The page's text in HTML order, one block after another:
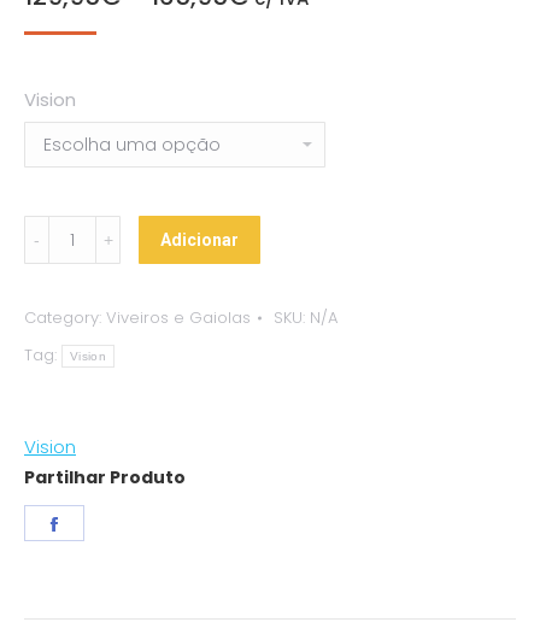
Vision
Gaiola
Vision
M
quantity
Adicionar
Category: Viveiros e Gaiolas SKU: N/A
Tag:
Vision
Vision
Partilhar Produto